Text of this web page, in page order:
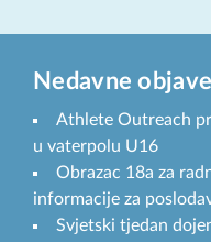
Nedavne objave
Athlete Outreach
u vaterpolu U16
Obrazac 18a za
informacije za
Svjetski tjedan